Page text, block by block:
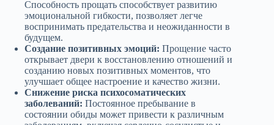
Способность прощать способствует развитию
эмоциональной гибкости, позволяет легче
воспринимать предательства и неожиданности в
будущем.
Создание позитивных эмоций: Прощение часто
открывает двери к восстановлению отношений и
созданию новых позитивных моментов, что
улучшает общее настроение и качество жизни.
Снижение риска психосоматических
заболеваний: Постоянное пребывание в
состоянии обиды может привести к различным